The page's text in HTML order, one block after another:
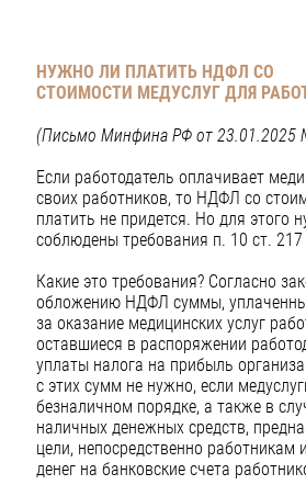
НУЖНО ЛИ ПЛАТИТЬ НДФЛ СО
СТОИМОСТИ МЕДУСЛУГ ДЛЯ
(Письмо Минфина РФ от 23.01.2025
Если работодатель оплачивает
своих работников, то НДФЛ со
платить не придется. Но для этого
соблюдены требования п. 10 ст.
Какие это требования? Согласно
обложению НДФЛ суммы,
за оказание медицинских услуг
оставшиеся в распоряжении
уплаты налога на прибыль
с этих сумм не нужно, если
безналичном порядке, а также в
наличных денежных средств,
цели, непосредственно работникам
денег на банковские счета